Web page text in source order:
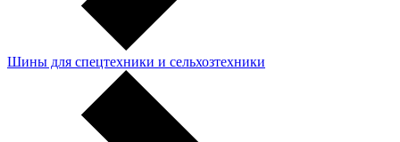
Шины для спецтехники и сельхозтехники